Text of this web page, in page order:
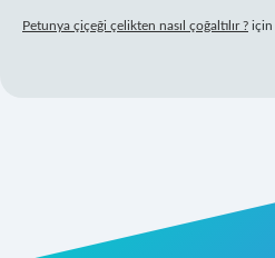
Petunya çiçeği çelikten nasıl çoğaltılır ? için